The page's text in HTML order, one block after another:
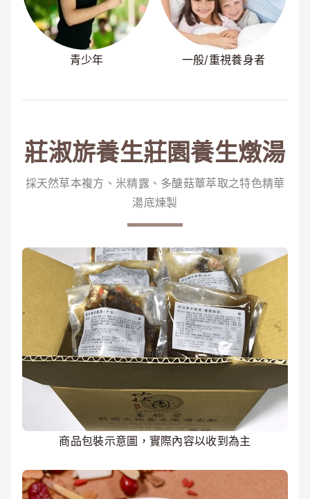
青少年 一般/重視養身者
莊淑旂養生莊園養生燉湯
採天然草本複方、米精露、多醣菇蕈萃取之特色精華
湯底煉製
商品包裝示意圖，實際內容以收到為主